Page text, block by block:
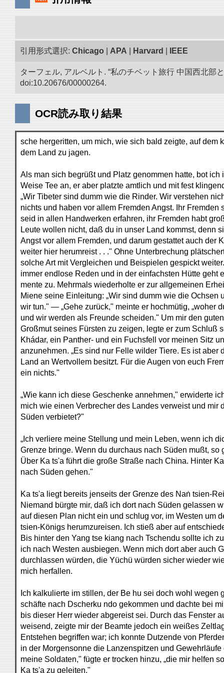
引用形式選択: Chicago APA Harvard IEEE
ターフェル, アルベルト. “私のチベット旅行 中国西北
doi:10.20676/00000264.
OCR読み取り結果
sche hergeritten, um mich, wie sich bald zeigte, auf dem
dem Land zu jagen.
Als man sich begrüßt und Platz genommen hatte, bot ich
Weise Tee an, er aber platzte amtlich und mit fest
„Wir Tibeter sind dumm wie die Rinder. Wir verstehen
nichts und haben vor allem Fremden Angst. Ihr Fremden
seid in allen Handwerken erfahren, ihr Fremden habt
Leute wollen nicht, daß du in unser Land kommst, denn
Angst vor allem Fremden, und darum gestattet auch der
weiter hier herumreist . . ." Ohne Unterbrechung
solche Art mit Vergleichen und Beispielen gespickt
immer endlose Reden und in der einfachsten Hütte geht
mente zu. Mehrmals wiederholte er zur allgemeinen
Miene seine Einleitung: „Wir sind dumm wie die Ochsen
wir tun." — „Gehe zurück," meinte er hochmütig, „woher
und wir werden als Freunde scheiden." Um mir den
Großmut seines Fürsten zu zeigen, legte er zum Schluß
Khádar, ein Panther- und ein Fuchsfell vor meinen Sitz
anzunehmen. „Es sind nur Felle wilder Tiere. Es ist aber
Land an Wertvollem besitzt. Für die Augen von euch
ein nichts."
„Wie kann ich diese Geschenke annehmen," erwiderte
mich wie einen Verbrecher des Landes verweist und mir
Süden verbietet?"
„Ich verliere meine Stellung und mein Leben, wenn ich
Grenze bringe. Wenn du durchaus nach Süden mußt, so
Über Ka ts'a führt die große Straße nach China. Hinter
nach Süden gehen."
Ka ts'a liegt bereits jenseits der Grenze des Naṅ tsien-
Niemand bürgte mir, daß ich dort nach Süden gelassen
auf diesen Plan nicht ein und schlug vor, im Westen um
tsien-Königs herumzureisen. Ich stieß aber auf
Bis hinter den Yang tse kiang nach Tschendu sollte ich
ich nach Westen ausbiegen. Wenn mich dort aber auch
durchlassen würden, die Yüchü würden sicher wieder
mich herfallen.
Ich kalkulierte im stillen, der Be hu sei doch wohl wegen
schäfte nach Dscherku ndo gekommen und dachte bei
bis dieser Herr wieder abgereist sei. Durch das Fenster
weisend, zeigte mir der Beamte jedoch ein weißes
Entstehen begriffen war; ich konnte Dutzende von
in der Morgensonne die Lanzenspitzen und Gewehrläufe
meine Soldaten," fügte er trocken hinzu, „die mir helfen
Ka ts'a zu geleiten."